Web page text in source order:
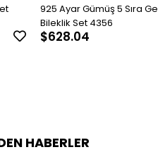
925 Ayar Gümüş 5 Sıra
Bileklik Set 4356
$628.04
HABERLER